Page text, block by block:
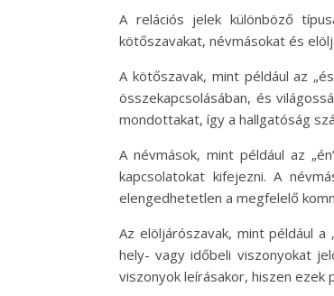
A relációs jelek különböző
kötőszavakat, névmásokat és
A kötőszavak, mint például az
összekapcsolásában, és
mondottakat, így a hallgatóság
A névmások, mint például az
kapcsolatokat kifejezni. A
elengedhetetlen a megfelelő
Az elöljárószavak, mint például a
hely- vagy időbeli viszonyokat
viszonyok leírásakor, hiszen ezek